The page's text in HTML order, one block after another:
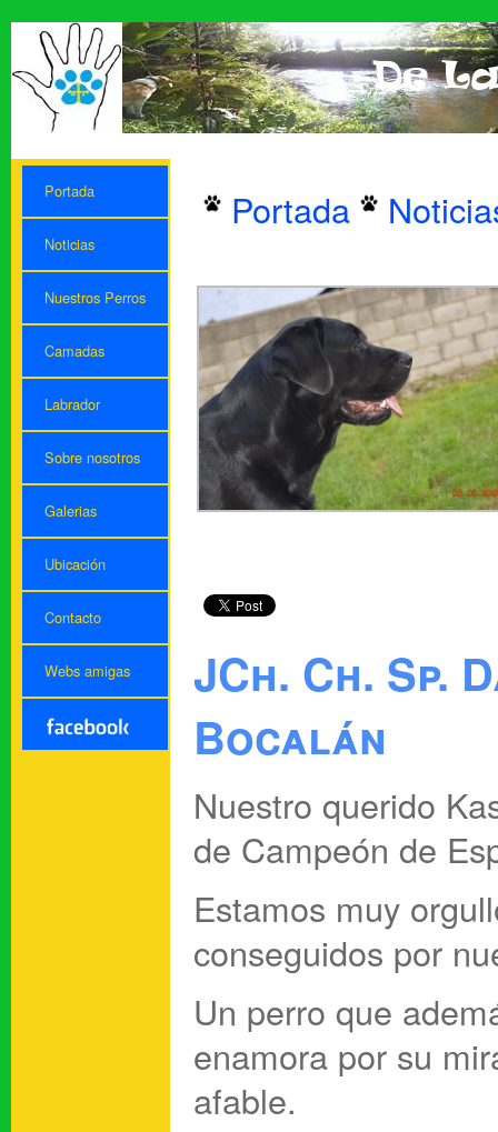
Portada
Noticias
Nuestros Perros
Camadas
Labrador
Sobre nosotros
Galerias
Ubicación
Contacto
Webs amigas
Portada
JCh. Ch. Sp.
Bocalán
Nuestro querido
de Campeón de
Estamos muy
conseguidos por
Un perro que
enamora por su
afable.